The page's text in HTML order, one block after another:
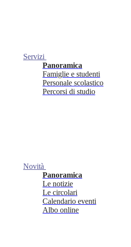
Servizi
Panoramica
Famiglie e studenti
Personale scolastico
Percorsi di studio
Novità
Panoramica
Le notizie
Le circolari
Calendario eventi
Albo online